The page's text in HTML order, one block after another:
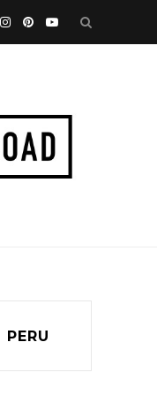
PERU